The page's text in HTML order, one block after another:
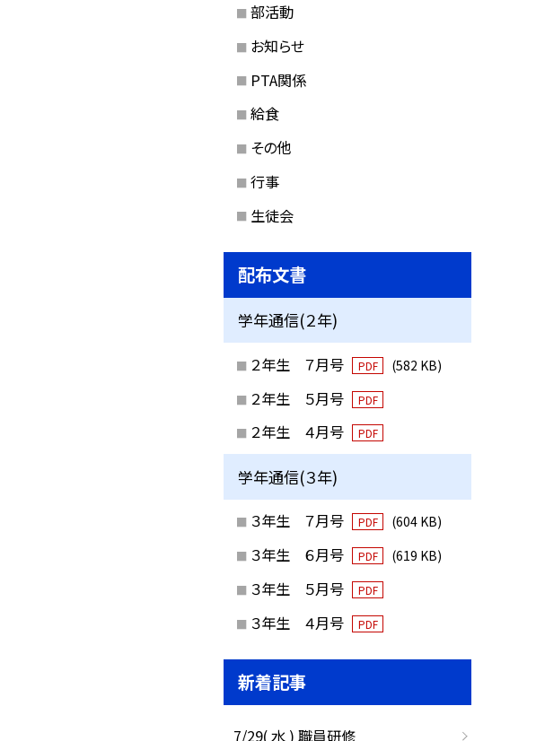
部活動
お知らせ
PTA関係
給食
その他
行事
生徒会
配布文書
学年通信(２年)
２年生 ７月号 PDF (582 KB)
２年生 ５月号 PDF
２年生 ４月号 PDF
学年通信(３年)
３年生 ７月号 PDF (604 KB)
３年生 ６月号 PDF (619 KB)
３年生 ５月号 PDF
３年生 ４月号 PDF
新着記事
7/29( 水 ) 職員研修